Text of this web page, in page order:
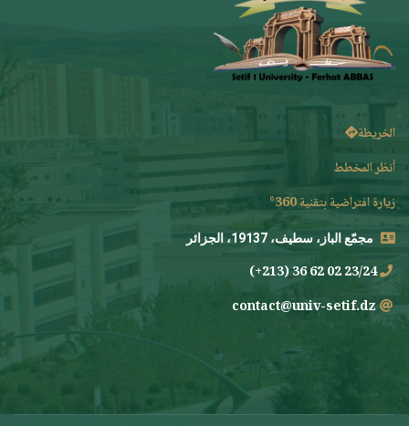
الخريطة
أنظر المخطط
زيارة افتراضية بتقنية 360°
مجمّع الباز، سطيف، 19137، الجزائر
23/24 02 62 36 (213+)
contact@univ-setif.dz